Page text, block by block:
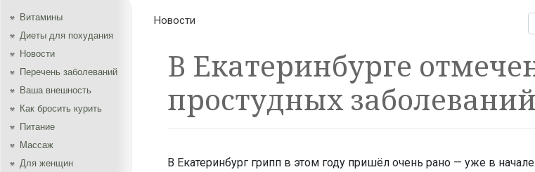
Витамины
Диеты для похудания
Новости
Перечень заболеваний
Ваша внешность
Как бросить курить
Питание
Массаж
Для женщин
Новости
В Екатеринбурге
простудных
В Екатеринбург грипп в этом году пришёл очень рано — уже в